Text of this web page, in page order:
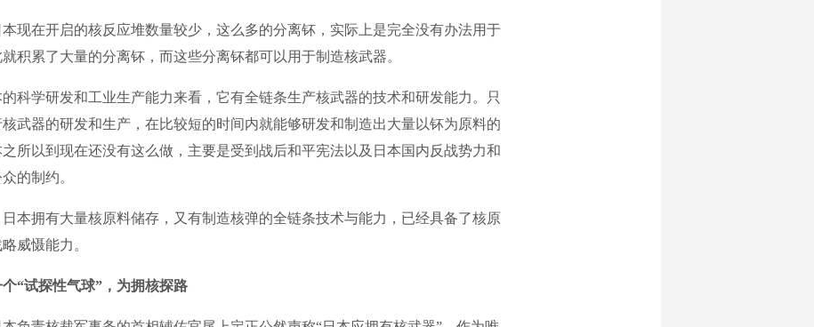
在开启的核反应堆数量较少，这么多的分离钚，实际上是完全没有办法用于
积累了大量的分离钚，而这些分离钚都可以用于制造核武器。
学研发和工业生产能力来看，它有全链条生产核武器的技术和研发能力。只
武器的研发和生产，在比较短的时间内就能够研发和制造出大量以钚为原料的
所以到现在还没有这么做，主要是受到战后和平宪法以及日本国内反战势力和
的制约。
拥有大量核原料储存，又有制造核弹的全链条技术与能力，已经具备了核原
威慑能力。
“试探性气球”，为拥核探路